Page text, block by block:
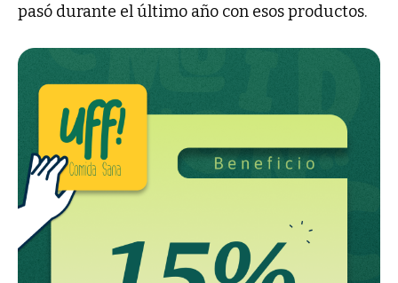
pasó durante el último año con esos productos.